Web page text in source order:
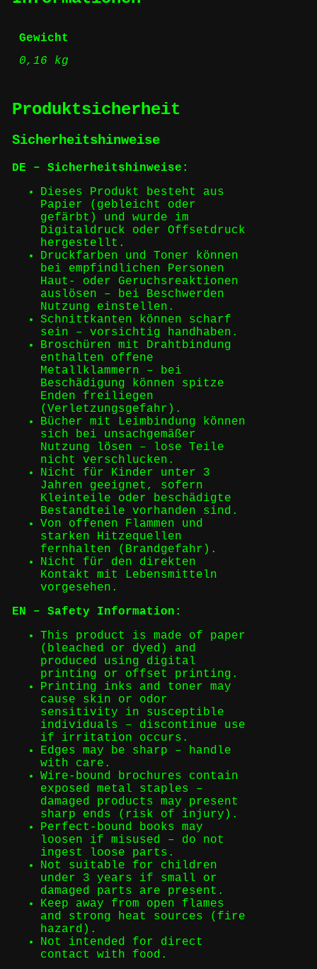
Gewicht
0,16 kg
Produktsicherheit
Sicherheitshinweise
DE – Sicherheitshinweise:
Dieses Produkt besteht aus
Papier (gebleicht oder
gefärbt) und wurde im
Digitaldruck oder Offsetdruck
hergestellt.
Druckfarben und Toner können
bei empfindlichen Personen
Haut- oder Geruchsreaktionen
auslösen – bei Beschwerden
Nutzung einstellen.
Schnittkanten können scharf
sein – vorsichtig handhaben.
Broschüren mit Drahtbindung
enthalten offene
Metallklammern – bei
Beschädigung können spitze
Enden freiliegen
(Verletzungsgefahr).
Bücher mit Leimbindung können
sich bei unsachgemäßer
Nutzung lösen – lose Teile
nicht verschlucken.
Nicht für Kinder unter 3
Jahren geeignet, sofern
Kleinteile oder beschädigte
Bestandteile vorhanden sind.
Von offenen Flammen und
starken Hitzequellen
fernhalten (Brandgefahr).
Nicht für den direkten
Kontakt mit Lebensmitteln
vorgesehen.
EN – Safety Information:
This product is made of paper
(bleached or dyed) and
produced using digital
printing or offset printing.
Printing inks and toner may
cause skin or odor
sensitivity in susceptible
individuals – discontinue use
if irritation occurs.
Edges may be sharp – handle
with care.
Wire-bound brochures contain
exposed metal staples –
damaged products may present
sharp ends (risk of injury).
Perfect-bound books may
loosen if misused – do not
ingest loose parts.
Not suitable for children
under 3 years if small or
damaged parts are present.
Keep away from open flames
and strong heat sources (fire
hazard).
Not intended for direct
contact with food.